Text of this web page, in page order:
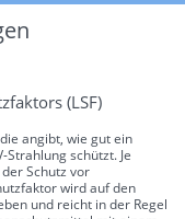
(LSF)
angibt, wie gut ein
schützt. Je
Schutz vor
wird auf den
und reicht in der Regel